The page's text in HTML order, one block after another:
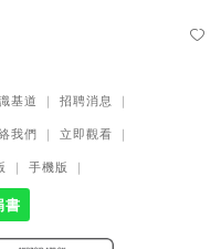
基道 ｜ 招聘消息 ｜
我們 ｜ 立即觀看 ｜
｜ 手機版 ｜
書